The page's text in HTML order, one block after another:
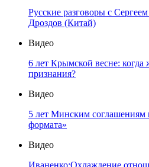
Русские разговоры с
Дроздов (Китай)
Видео
6 лет Крымской весне:
признания?
Видео
5 лет Минским соглашениям
формата»
Видео